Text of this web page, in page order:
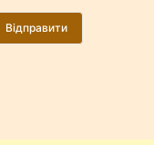
Відправити